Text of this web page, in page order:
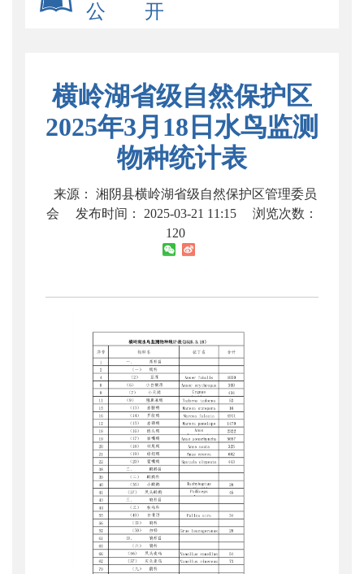
公 开
横岭湖省级自然保护区
2025年3月18日水鸟监测
物种统计表
来源： 湘阴县横岭湖省级自然保护区管理委员
会
发布时间： 2025-03-21 11:15
浏览次数：
120